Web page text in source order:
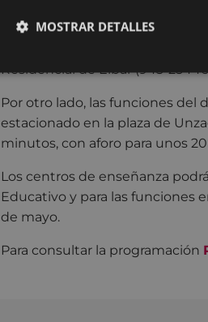
Las entradas para las
adquirir por el método
siendo necesaria la reserva
Residencial de Eibar (943-
Por otro lado, las funciones
estacionado en la plaza de
minutos, con aforo para unos
Los centros de enseñanza
Educativo y para las funciones
de mayo.
Para consultar la programación
MOSTRAR DETALLES